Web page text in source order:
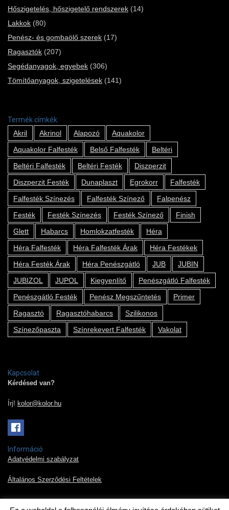
Hőszigetelés, hőszigetelő rendszerek (14)
Lakkok (80)
Penész- és gombaölő szerek (17)
Ragasztók (207)
Segédanyagok, egyebek (306)
Tömítőanyagok, szigetelések (141)
Termék címkék
Akril
Akrinol Alapozó
Aquakolor
Aquakolor Falfesték
Belső Falfesték
Beltéri
Beltéri Falfesték
Beltéri Festék
Diszperzit
Diszperzit Festék
Dunaplaszt Egrokorr
Falfesték
Falfesték Színezés
Falfesték Színező
Falpenész
Festék
Festék Színezés Festék Színező
Finish
Glett
Habarcs Homlokzatfesték
Héra
Héra Falfesték
Héra Falfesték Árak
Héra Festékek
Héra Festék Árak
Héra Penészgátló JUB
JUBIN
JUBIZOL
JUPOL Kiegyenlítő
Penészgátló Falfesték
Penészgátló Festék
Penész Megszűntetés
Primer
Ragasztó
Ragasztóhabarcs
Szilikonos
Színezőpaszta
Színrekevert Falfesték Vakolat
Kapcsolat
Kérdésed van?
Írj! kolor@kolor.hu
Információ
Adatvédelmi szabályzat
Általános Szerződési Feltételek